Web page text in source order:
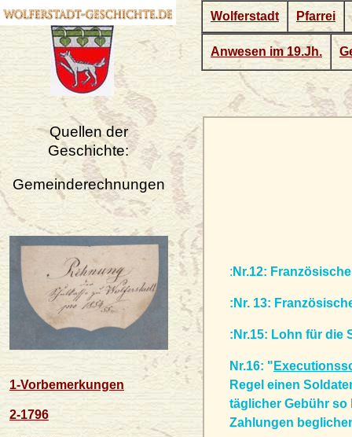
: Nr.12:
:Nr. 13:
:Nr.15: Lohn für die
Nr.16: "
Regel einen
täglicher Gebühr so
Zahlungen
Wolferstadt Pfarrei
Anwesen im 19.Jh.
Quellen der
Geschichte:
Gemeinderechnungen
1-Vorbemerkungen
2-1796